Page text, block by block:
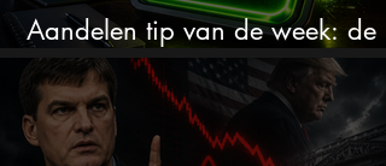
Aandelen tip van de week: de
markt onderschat dit AI-bedrijf